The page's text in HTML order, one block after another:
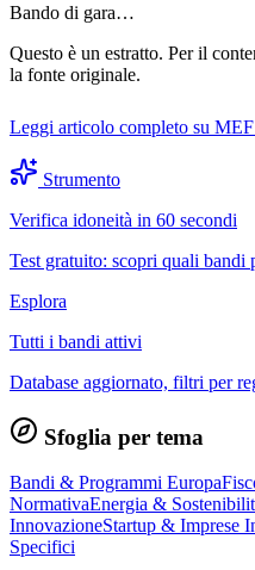
Bando di gara…
Questo è un estratto. Per il
la fonte originale.
Leggi articolo completo su
Strumento
Verifica idoneità in 60 secondi
Test gratuito: scopri quali bandi
Esplora
Tutti i bandi attivi
Database aggiornato, filtri per
Sfoglia per tema
Bandi & Programmi Europa
NormativaEnergia &
InnovazioneStartup & Imprese
Specifici